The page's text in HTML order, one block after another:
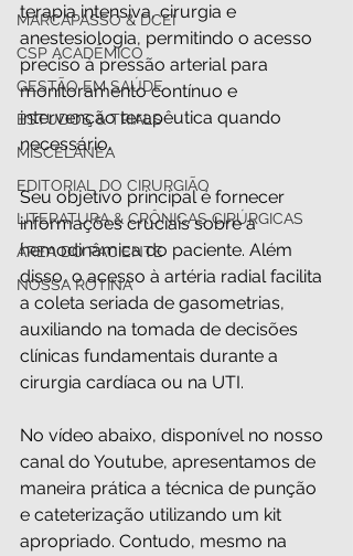
MARCAPASSO & DCEI
CSP ACADÊMICO
GESTÃO EM SAÚDE
ESTUDOS & TRIALS
MISCELÂNEA
EDITORIAL DO CIRURGIÃO
LITERATURA & CRÔNICAS CIRÚRGICAS
ÁREA DO PACIENTE
NOSSA ROTINA
terapia intensiva, cirurgia e
anestesiologia, permitindo o acesso
preciso à pressão arterial para
monitoramento contínuo e
intervenção terapêutica quando
necessário.
Seu objetivo principal é fornecer
informações cruciais sobre a
hemodinâmica do paciente. Além
disso, o acesso à artéria radial facilita
a coleta seriada de gasometrias,
auxiliando na tomada de decisões
clínicas fundamentais durante a
cirurgia cardíaca ou na UTI.
No vídeo abaixo, disponível no nosso
canal do Youtube, apresentamos de
maneira prática a técnica de punção
e cateterização utilizando um kit
apropriado. Contudo, mesmo na